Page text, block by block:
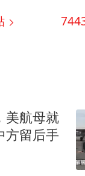
美航母就
方留后手